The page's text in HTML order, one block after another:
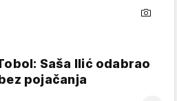
Saša Ilić odabrao
pojačanja